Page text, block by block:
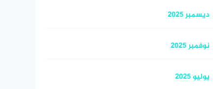
ديسمبر 2025
نوفمبر 2025
يوليو 2025